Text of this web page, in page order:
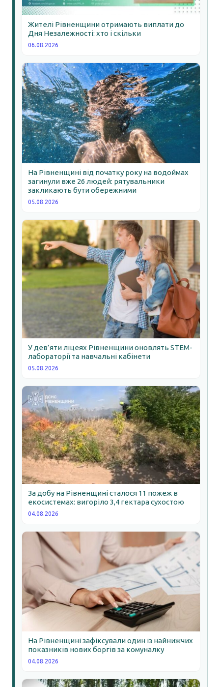
Жителі Рівненщини отримають виплати до
Дня Незалежності: хто і скільки
06.08.2026
На Рівненщині від початку року на водоймах
загинули вже 26 людей: рятувальники
закликають бути обережними
05.08.2026
У дев’яти ліцеях Рівненщини оновлять STEM-
лабораторії та навчальні кабінети
05.08.2026
За добу на Рівненщині сталося 11 пожеж в
екосистемах: вигоріло 3,4 гектара сухостою
04.08.2026
На Рівненщині зафіксували один із найнижчих
показників нових боргів за комуналку
04.08.2026